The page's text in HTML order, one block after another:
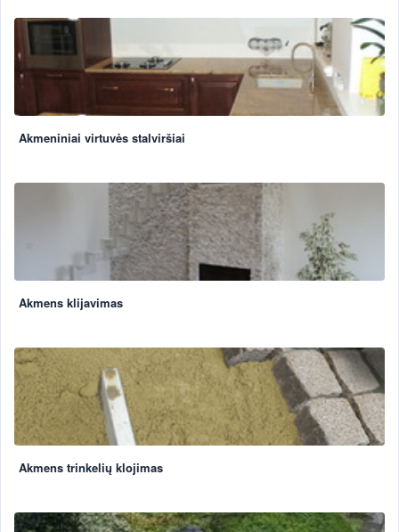
Akmeniniai virtuvės stalviršiai
Akmens klijavimas
Akmens trinkelių klojimas